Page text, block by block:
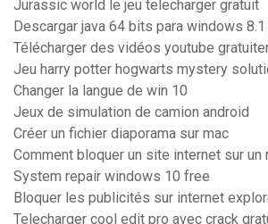
Jurassic world le jeu telecharger gratuit
Descargar java 64 bits para windows 8.1
Télécharger des vidéos youtube
Jeu harry potter hogwarts mystery
Changer la langue de win 10
Jeux de simulation de camion android
Créer un fichier diaporama sur mac
Comment bloquer un site internet sur un
System repair windows 10 free
Bloquer les publicités sur internet
Telecharger cool edit pro avec crack